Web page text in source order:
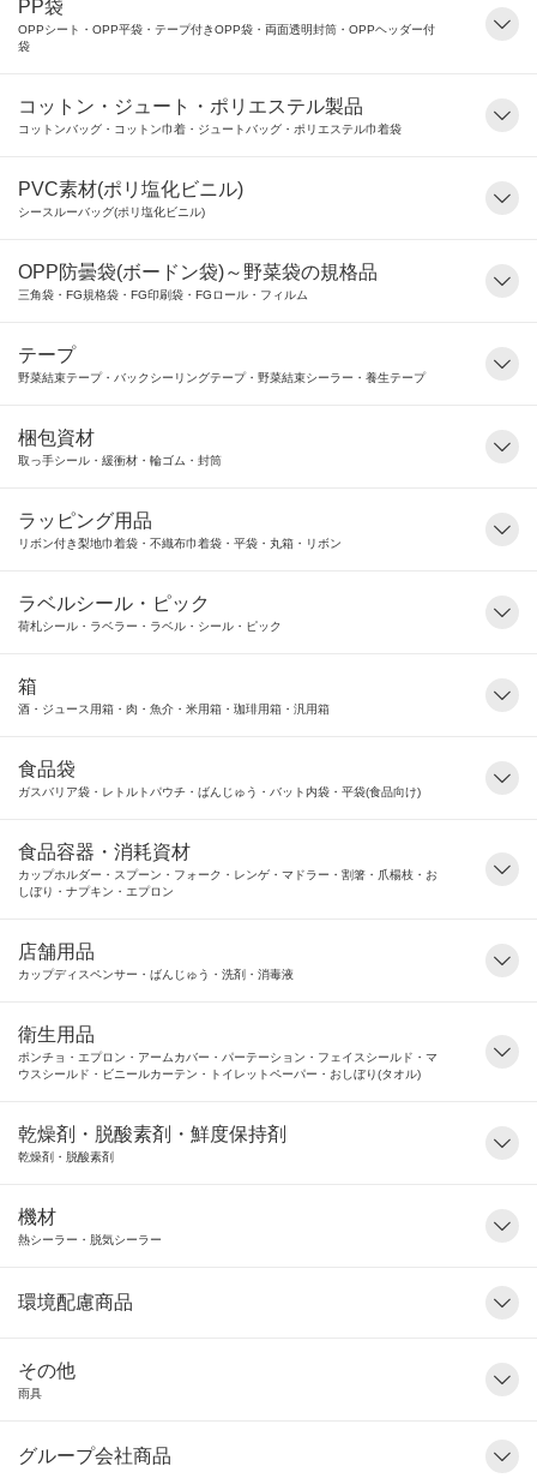
PP袋
OPPシート・OPP平袋・テープ付きOPP袋・両面透明封筒・OPPヘッダー付
袋
コットン・ジュート・ポリエステル製品
コットンバッグ・コットン巾着・ジュートバッグ・ポリエステル巾着袋
PVC素材(ポリ塩化ビニル)
シースルーバッグ(ポリ塩化ビニル)
OPP防曇袋(ボードン袋)～野菜袋の規格品
三角袋・FG規格袋・FG印刷袋・FGロール・フィルム
テープ
野菜結束テープ・バックシーリングテープ・野菜結束シーラー・養生テープ
梱包資材
取っ手シール・緩衝材・輪ゴム・封筒
ラッピング用品
リボン付き梨地巾着袋・不織布巾着袋・平袋・丸箱・リボン
ラベルシール・ピック
荷札シール・ラベラー・ラベル・シール・ピック
箱
酒・ジュース用箱・肉・魚介・米用箱・珈琲用箱・汎用箱
食品袋
ガスバリア袋・レトルトパウチ・ばんじゅう・バット内袋・平袋(食品向け)
食品容器・消耗資材
カップホルダー・スプーン・フォーク・レンゲ・マドラー・割箸・爪楊枝・お
しぼり・ナプキン・エプロン
店舗用品
カップディスペンサー・ばんじゅう・洗剤・消毒液
衛生用品
ポンチョ・エプロン・アームカバー・パーテーション・フェイスシールド・マ
ウスシールド・ビニールカーテン・トイレットペーパー・おしぼり(タオル)
乾燥剤・脱酸素剤・鮮度保持剤
乾燥剤・脱酸素剤
機材
熱シーラー・脱気シーラー
環境配慮商品
その他
雨具
グループ会社商品